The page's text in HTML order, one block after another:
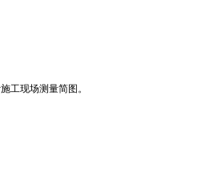
工现场测量简图。